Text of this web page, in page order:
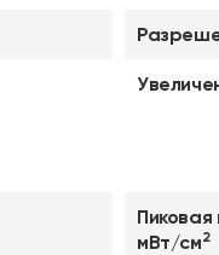
Пиковая
мВт/см2